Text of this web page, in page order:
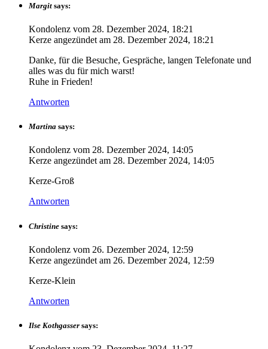
Margit says:
Kondolenz vom 28. Dezember 2024, 18:21
Kerze angezündet am 28. Dezember 2024, 18:21
Danke, für die Besuche, Gespräche, langen Telefonate und
alles was du für mich warst!
Ruhe in Frieden!
Antworten
Martina says:
Kondolenz vom 28. Dezember 2024, 14:05
Kerze angezündet am 28. Dezember 2024, 14:05
Kerze-Groß
Antworten
Christine says:
Kondolenz vom 26. Dezember 2024, 12:59
Kerze angezündet am 26. Dezember 2024, 12:59
Kerze-Klein
Antworten
Ilse Kothgasser says: